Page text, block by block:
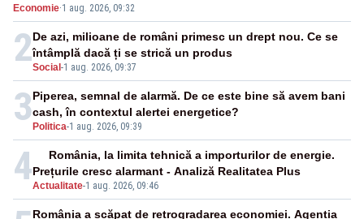
cunoscută de pe vremea lui Ceaușescu
Economie·1 aug. 2026, 09:32
2Social -1 aug. 2026, 09:37
De azi, milioane de români primesc un drept nou. Ce se
întâmplă dacă ți se strică un produs
3 Politica-1 aug. 2026, 09:39
Piperea, semnal de alarmă. De ce este bine să avem bani
cash, în contextul alertei energetice?
4Actualitate-1 aug. 2026, 09:46
România, la limita tehnică a importurilor de energie.
Prețurile cresc alarmant - Analiză Realitatea Plus
România a scăpat de retrogradarea economiei. Agenția